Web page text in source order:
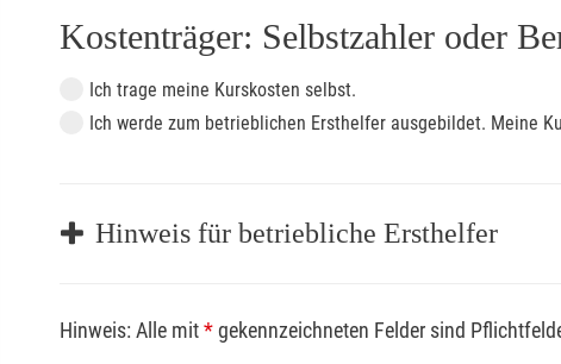
Kostenträger: Selbstzahler oder
Ich trage meine Kurskosten selbst.
Ich werde zum betrieblichen Ersthelfer ausgebildet. Meine
Hinweis für betriebliche Ersthelfer
Sofern Sie ein Kostenübernahmeverfahren Ihrer
vorliegen müssen. Andernfalls erfolgt eine
Hinweis: Alle mit*gekennzeichneten Felder sind